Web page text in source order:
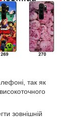
так як
зовнішній